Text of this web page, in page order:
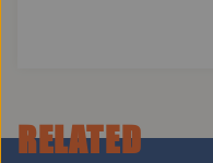
RELATED